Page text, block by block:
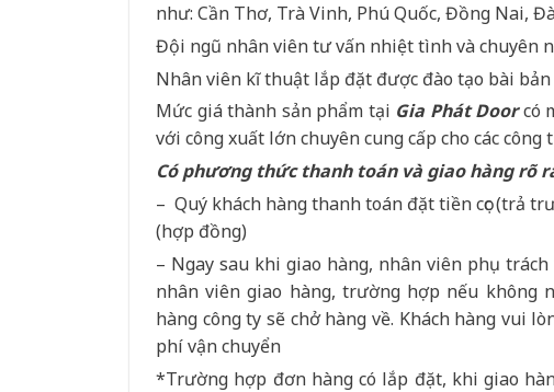
như: Cần Thơ, Trà Vinh, Phú Quốc, Đồng Nai,
Đội ngũ nhân viên tư vấn nhiệt tình và chuyên
Nhân viên kĩ thuật lắp đặt được đào tạo bài
Mức giá thành sản phẩm tại Gia Phát Doorcó
với công xuất lớn chuyên cung cấp cho các
Có phương thức thanh toán và giao hàng rõ
– Quý khách hàng thanh toán đặt tiền cọc (trả
(hợp đồng)
– Ngay sau khi giao hàng, nhân viên phụ
nhân viên giao hàng, trường hợp nếu không
hàng công ty sẽ chở hàng về. Khách hàng vui
phí vận chuyển
*Trường hợp đơn hàng có lắp đặt, khi giao